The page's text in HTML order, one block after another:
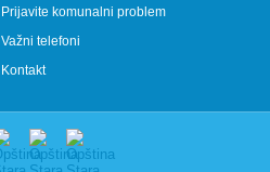
Prijavite komunalni problem
Važni telefoni
Kontakt